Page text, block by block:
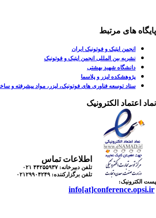
های مرتبط
انجمن اپتیک و فوتونیک ایران
نشریه بین المللی انجمن اپتیک و فوتونیک
دانشگاه شهید بهشتی
پژوهشکده لیزر و پلاسما
ستاد توسعه فناوری های فوتونیک، لیزر، مواد پیشرفته و ساخت
اعتماد الکترونیک
اطلاعات تماس
تلفن دبیرخانه: ۴۴۲۵۵۹۳۷ ۰۲۱
تلفن برگزارکننده:۰۲۱۲۹۹۰۴۲۴۹
الکترونیک: